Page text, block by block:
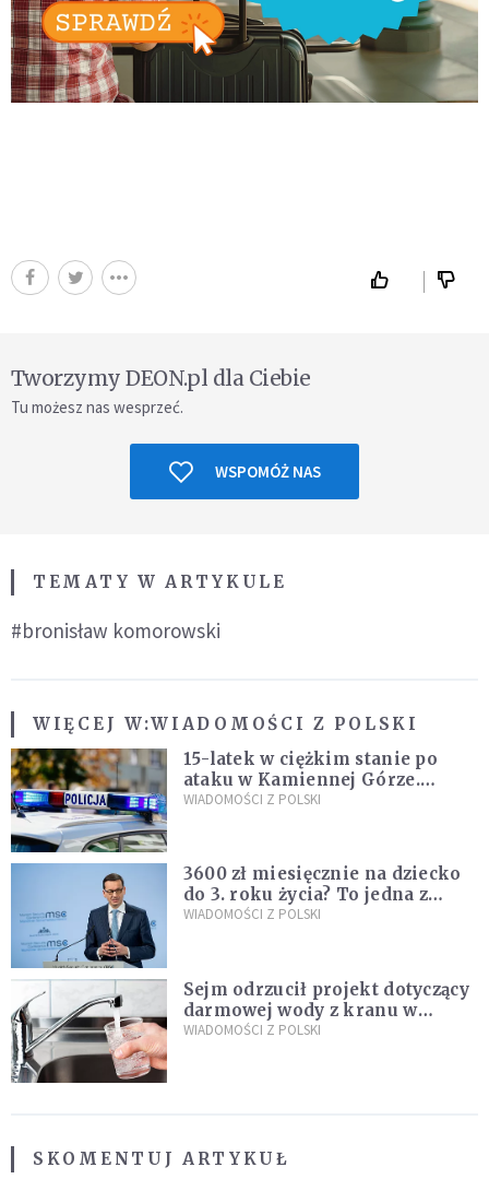
Tworzymy DEON.pl dla Ciebie
Tu możesz nas wesprzeć.
WSPOMÓŻ NAS
TEMATY W ARTYKULE
#bronisław komorowski
WIĘCEJ W:WIADOMOŚCI Z POLSKI
15-latek w ciężkim stanie po
ataku w Kamiennej Górze.
Policja zatrzymała dwóch
WIADOMOŚCI Z POLSKI
3600 zł miesięcznie na dziecko
do 3. roku życia? To jedna z
propozycji programu "Rozwój
WIADOMOŚCI Z POLSKI
Sejm odrzucił projekt dotyczący
darmowej wody z kranu w
restauracjach
WIADOMOŚCI Z POLSKI
SKOMENTUJ ARTYKUŁ